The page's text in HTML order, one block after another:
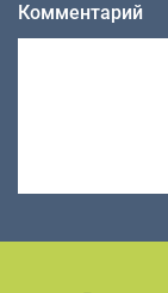
Комментарий